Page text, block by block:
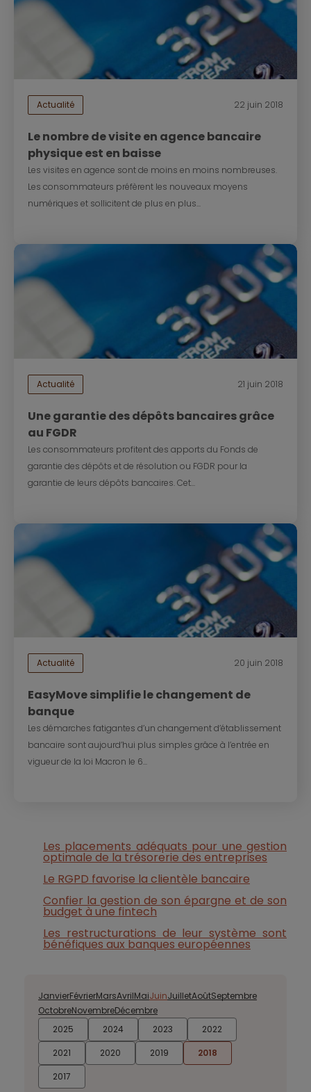
Actualité 22 juin 2018
Le nombre de visite en agence bancaire
physique est en baisse
Les visites en agence sont de moins en moins nombreuses.
Les consommateurs préfèrent les nouveaux moyens
numériques et sollicitent de plus en plus...
Actualité 21 juin 2018
Une garantie des dépôts bancaires grâce
au FGDR
Les consommateurs profitent des apports du Fonds de
garantie des dépôts et de résolution ou FGDR pour la
garantie de leurs dépôts bancaires. Cet...
Actualité 20 juin 2018
EasyMove simplifie le changement de
banque
Les démarches fatigantes d’un changement d’établissement
bancaire sont aujourd’hui plus simples grâce à l’entrée en
vigueur de la loi Macron le 6...
Les placements adéquats pour une gestion
optimale de la trésorerie des entreprises
Le RGPD favorise la clientèle bancaire
Confier la gestion de son épargne et de son
budget à une fintech
Les restructurations de leur système sont
bénéfiques aux banques européennes
2025 2024 2023
2022
2021
2020 2019
2018
2017
JanvierFévrierMarsAvrilMaiJuinJuilletAoûtSeptembre
OctobreNovembreDécembre